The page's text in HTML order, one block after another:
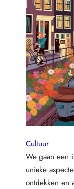
Cultuur
We gaan een
unieke
ontdekken en